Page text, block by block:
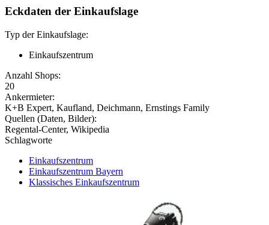
Eckdaten der Einkaufslage
Typ der Einkaufslage:
Einkaufszentrum
Anzahl Shops:
20
Ankermieter:
K+B Expert, Kaufland, Deichmann, Ernstings Family
Quellen (Daten, Bilder):
Regental-Center, Wikipedia
Schlagworte
Einkaufszentrum
Einkaufszentrum Bayern
Klassisches Einkaufszentrum